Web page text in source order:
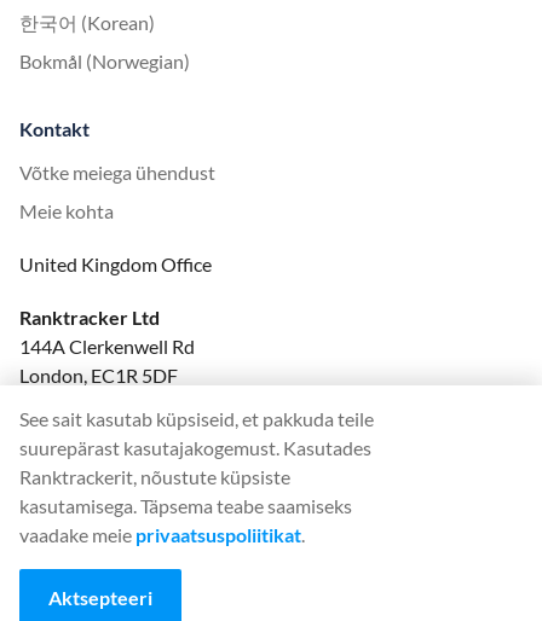
한국어 (Korean)
Bokmål (Norwegian)
Kontakt
Võtke meiega ühendust
Meie kohta
United Kingdom Office
Ranktracker Ltd
144A Clerkenwell Rd
London, EC1R 5DF
felix@ranktracker.com
2015 -2026© Ranktracker. All Rights Reserved.
See sait kasutab küpsiseid, et pakkuda teile
suurepärast kasutajakogemust. Kasutades
Ranktrackerit, nõustute küpsiste
kasutamisega. Täpsema teabe saamiseks
vaadake meie privaatsuspoliitikat.
Aktsepteeri